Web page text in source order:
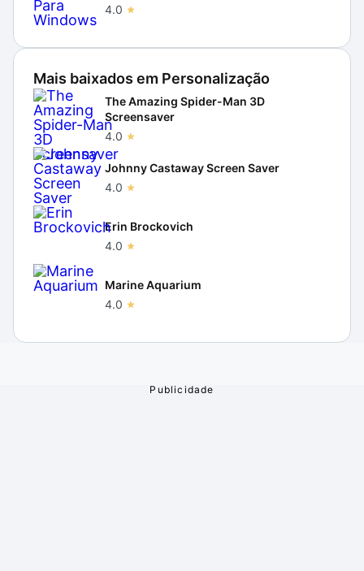
4.0
Mais baixados em Personalização
The Amazing Spider-Man 3D
Screensaver
4.0
Johnny Castaway Screen Saver
4.0
Erin Brockovich
4.0
Marine Aquarium
4.0